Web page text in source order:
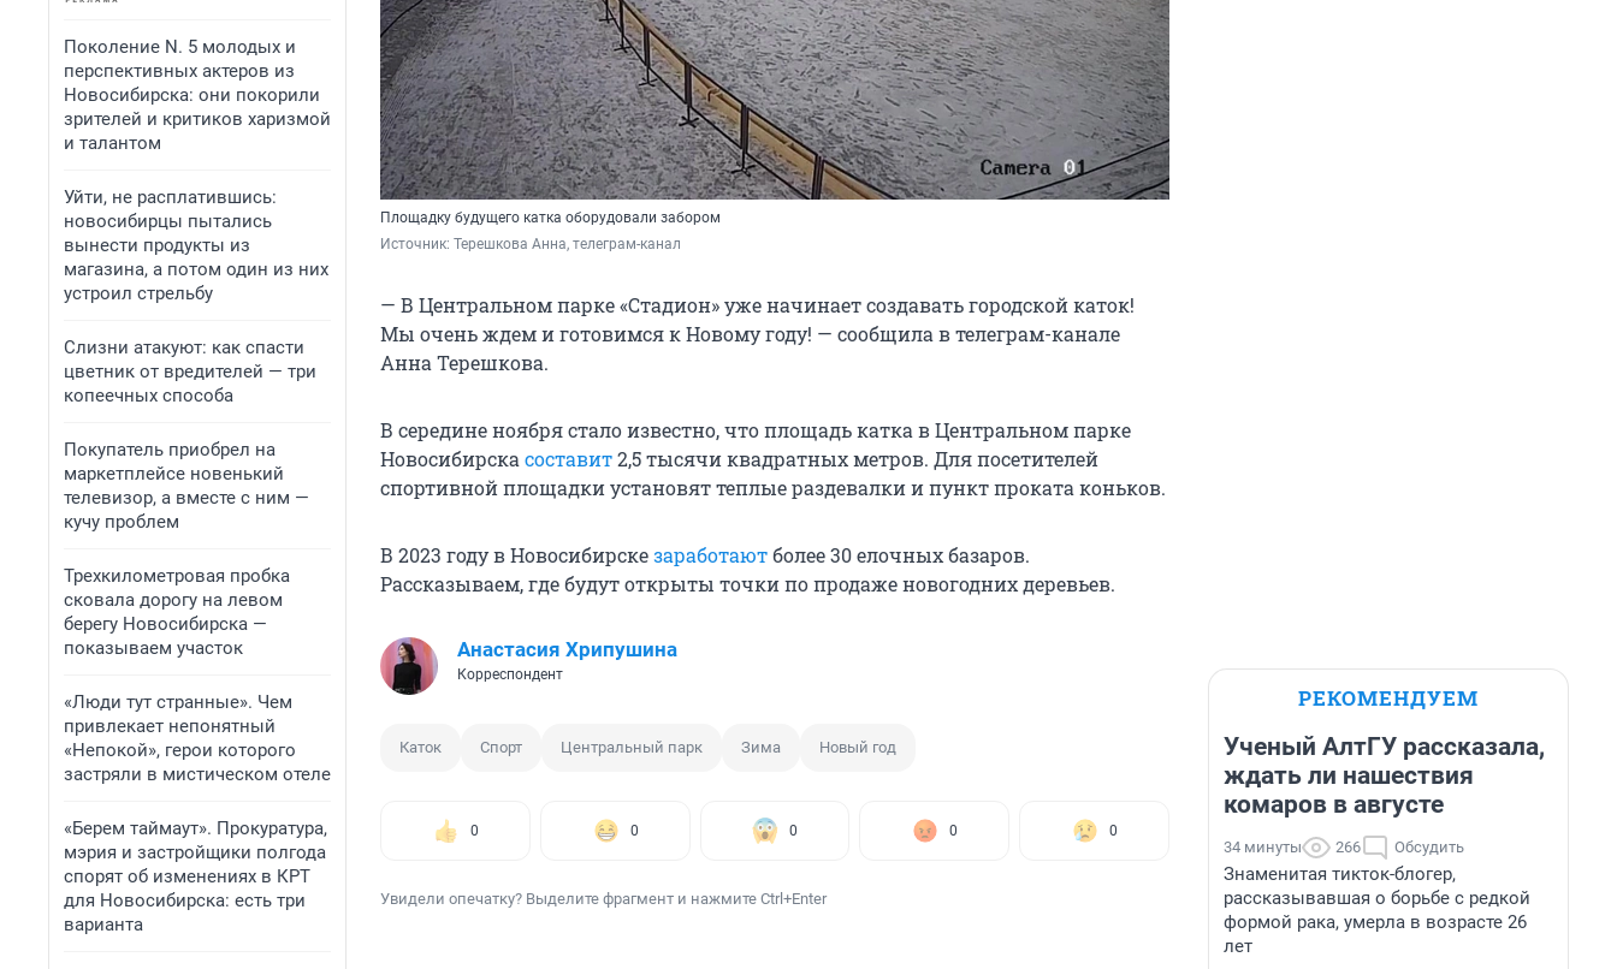
Поколение N. 5 молодых и
перспективных актеров из
Новосибирска: они покорили
зрителей и критиков харизмой
и талантом
Уйти, не расплатившись:
новосибирцы пытались
вынести продукты из
магазина, а потом один из них
устроил стрельбу
Слизни атакуют: как спасти
цветник от вредителей — три
копеечных способа
Покупатель приобрел на
маркетплейсе новенький
телевизор, а вместе с ним —
кучу проблем
Трехкилометровая пробка
сковала дорогу на левом
берегу Новосибирска —
показываем участок
«Люди тут странные». Чем
привлекает непонятный
«Непокой», герои которого
застряли в мистическом отеле
«Берем таймаут». Прокуратура,
мэрия и застройщики полгода
спорят об изменениях в КРТ
для Новосибирска: есть три
варианта
Площадку будущего катка оборудовали забором
Источник: Терешкова Анна, телеграм-канал
— В Центральном парке «Стадион» уже начинает создавать городской каток!
Мы очень ждем и готовимся к Новому году! — сообщила в телеграм-канале
Анна Терешкова.
В середине ноября стало известно, что площадь катка в Центральном парке
Новосибирска составит2,5 тысячи квадратных метров. Для посетителей
спортивной площадки установят теплые раздевалки и пункт проката коньков.
В 2023 году в Новосибирскезаработаютболее 30 елочных базаров.
Рассказываем, где будут открыты точки по продаже новогодних деревьев.
Анастасия Хрипушина
Корреспондент
Каток Спорт Центральный парк Зима Новый год
0 0 0 0 0
Увидели опечатку? Выделите фрагмент и нажмите Ctrl+Enter
РЕКОМЕНДУЕМ
Ученый АлтГУ рассказала,
ждать ли нашествия
комаров в августе
34 минуты 266 Обсудить
Знаменитая тикток-блогер,
рассказывавшая о борьбе с редкой
формой рака, умерла в возрасте 26
лет